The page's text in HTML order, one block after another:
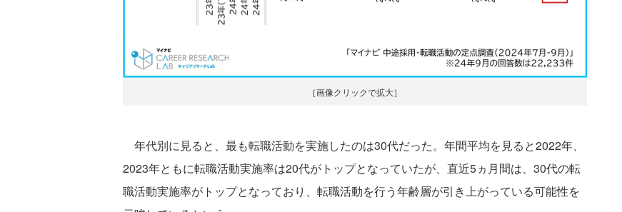
［画像クリックで拡大］
年代別に見ると、最も転職活動を実施したのは30代だった。年間平均を見ると2022年、
2023年ともに転職活動実施率は20代がトップとなっていたが、直近5ヵ月間は、30代の転
職活動実施率がトップとなっており、転職活動を行う年齢層が引き上がっている可能性を